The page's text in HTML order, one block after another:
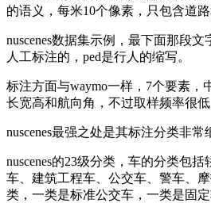
的语义，每米10个像素，只包含道路
nuscenes数据集示例，最下面那段
人工标注的，ped是行人的缩写。
标注方面与waymo一样，7个要素，
长宽高和航向角，不过取样频率很低
nuscenes最强之处是其标注分类非常
nuscenes的23级分类，车的分类包
车、建筑工程车、公交车、警车、
类，一类是标准公交车，一类是固